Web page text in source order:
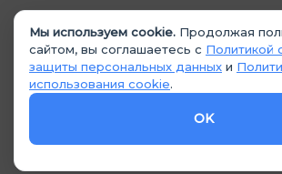
Мы используем cookie. Продолжая
сайтом, вы соглашаетесь с Политикой
защиты персональных данных и
использования cookie.
OK
© 2026 «AtleticShop». Все права
Политика обработки
Политика использования
Согласие на обработку
Согласие на рекламные
MAX